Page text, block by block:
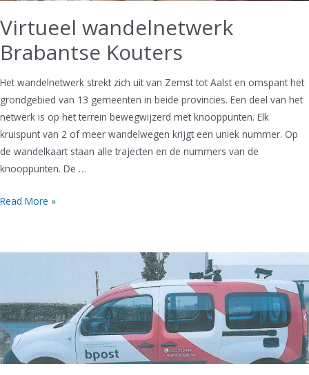
Virtueel wandelnetwerk
Brabantse Kouters
Het wandelnetwerk strekt zich uit van Zemst tot Aalst en omspant het
grondgebied van 13 gemeenten in beide provincies. Een deel van het
netwerk is op het terrein bewegwijzerd met knooppunten. Elk
kruispunt van 2 of meer wandelwegen krijgt een uniek nummer. Op
de wandelkaart staan alle trajecten en de nummers van de
knooppunten. De …
Virtueel
Kouters
Read More »